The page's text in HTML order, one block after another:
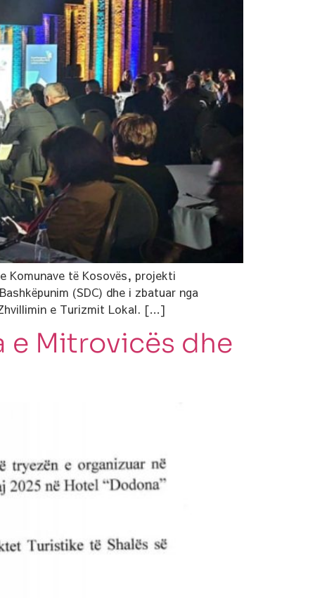
Komunave të Kosovës, projekti
(SDC) dhe i zbatuar nga
e Turizmit Lokal. […]
e Mitrovicës dhe